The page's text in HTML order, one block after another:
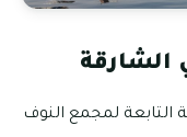
التابعة لمجمع النوف